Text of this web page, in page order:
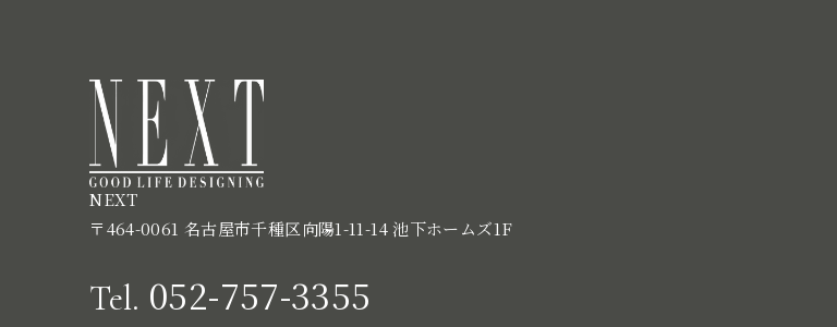
NEXT
〒464-0061 名古屋市千種区向陽1-11-14 池下ホームズ1F
Tel. 052-757-3355